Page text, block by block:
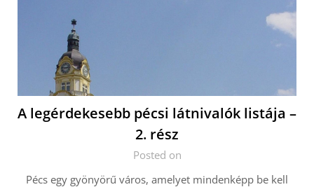
A legérdekesebb pécsi látnivalók listája –
2. rész
Posted on
Pécs egy gyönyörű város, amelyet mindenképp be kell